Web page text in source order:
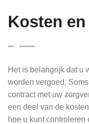
Kosten
Het is belangrijk dat u
worden vergoed.
contract met uw
een deel van de
hoe u kunt